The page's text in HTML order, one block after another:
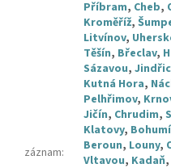
záznam:
Příbram, Cheb,
Kroměříž,
Litvínov,
Těšín, Břeclav,
Sázavou,
Kutná Hora,
Pelhřimov,
Jičín, Chrudim,
Klatovy,
Beroun, Louny,
Vltavou, Kadaň,